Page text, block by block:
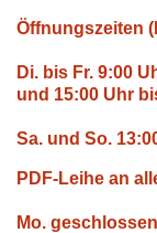
Öffnungszeiten
Di. bis Fr. 9:00
und 15:00 Uhr
Sa. und So.
PDF-Leihe an
Mo.